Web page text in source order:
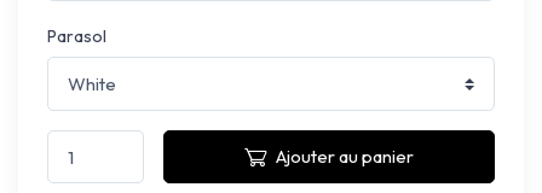
Parasol
Ajouter au panier